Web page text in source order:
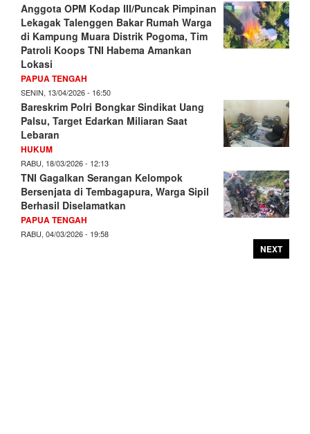
Anggota OPM Kodap III/Puncak Pimpinan
Lekagak Talenggen Bakar Rumah Warga
di Kampung Muara Distrik Pogoma, Tim
Patroli Koops TNI Habema Amankan
Lokasi
PAPUA TENGAH
SENIN, 13/04/2026 - 16:50
Bareskrim Polri Bongkar Sindikat Uang
Palsu, Target Edarkan Miliaran Saat
Lebaran
HUKUM
RABU, 18/03/2026 - 12:13
TNI Gagalkan Serangan Kelompok
Bersenjata di Tembagapura, Warga Sipil
Berhasil Diselamatkan
PAPUA TENGAH
RABU, 04/03/2026 - 19:58
NEXT